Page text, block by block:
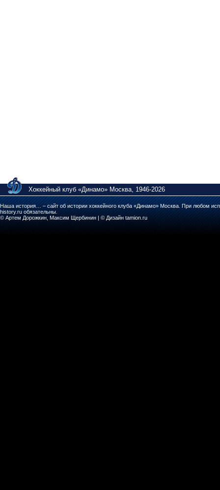
Хоккейный клуб «Динамо» Москва, 1946-2026
Наша история… – сайт об истории хоккейного клуба «Динамо» Москва. При любом
history.ru обязательны.
© Артем Дорожкин, Максим Щербинин | © Дизайн tamion.ru